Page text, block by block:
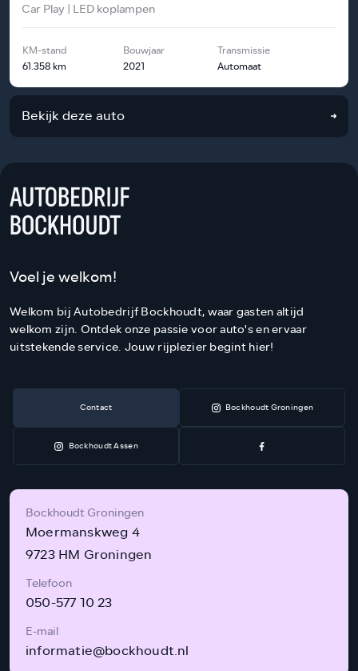
Car Play | LED koplampen
KM-stand
61.358 km
Bouwjaar
2021
Transmissie
Automaat
Bekijk deze auto
Voel je welkom!
Welkom bij Autobedrijf Bockhoudt, waar gasten altijd
welkom zijn. Ontdek onze passie voor auto's en ervaar
uitstekende service. Jouw rijplezier begint hier!
Contact Bockhoudt Groningen
Bockhoudt Assen
Bockhoudt Groningen
Moermanskweg 4
9723 HM Groningen
Telefoon
050-577 10 23
E-mail
informatie@bockhoudt.nl